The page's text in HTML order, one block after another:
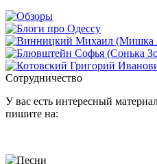
Сотрудничество
У вас есть интересный
пишите на: